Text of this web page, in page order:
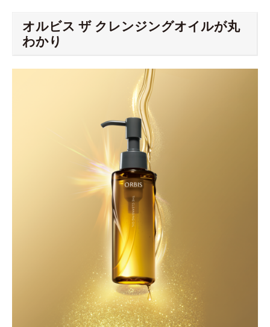
オルビス ザ クレンジングオイルが丸
わかり